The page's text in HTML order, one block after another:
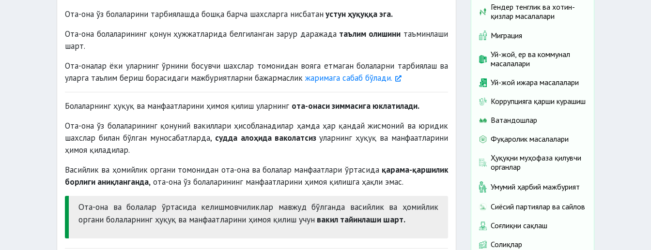
Ота-она ўз болаларини тарбиялашда бошқа барча шахсларга нисбатанустун ҳуқуққа эга.
Ота-она болаларининг қонун ҳужжатларида белгиланган зарур даражада таълим олишини таъминлаши
шарт.
Ота-оналар ёки уларнинг ўрнини босувчи шахслар томонидан вояга етмаган болаларни тарбиялаш ва
уларга таълим бериш борасидаги мажбуриятларни бажармаслик жаримага сабаб бўлади.
Болаларнинг ҳуқуқ ва манфаатларини ҳимоя қилиш уларнинг ота-онаси зиммасига юклатилади.
Ота-она ўз болаларининг қонуний вакиллари ҳисобланадилар ҳамда ҳар қандай жисмоний ва юридик
шахслар билан бўлган муносабатларда, судда алоҳида ваколатсиз уларнинг ҳуқуқ ва манфаатларини
ҳимоя қиладилар.
Васийлик ва ҳомийлик органи томонидан ота-она ва болалар манфаатлари ўртасида қарама-қаршилик
борлиги аниқланганда, ота-она ўз болаларининг манфаатларини ҳимоя қилишга ҳақли эмас.
Ота-она ва болалар ўртасида келишмовчиликлар мавжуд бўлганда васийлик ва ҳомийлик
органи болаларнинг ҳуқуқ ва манфаатларини ҳимоя қилиш учун вакил тайинлаши шарт.
Гендер тенглик ва хотин-
қизлар масалалари
Миграция
Уй-жой, ер ва коммунал
масалалари
Уй-жой ижара масалалари
Коррупцияга қарши курашиш
Ватандошлар
Фуқаролик масалалари
Ҳуқуқни муҳофаза қилувчи
органлар
Умумий ҳарбий мажбурият
Сиёсий партиялар ва сайлов
Соғлиқни сақлаш
Солиқлар